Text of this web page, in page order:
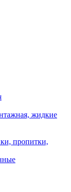
жидкие
пропитки,